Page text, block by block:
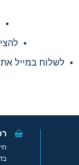
•
• להציג את 3 הצלילות
• לשלוח במייל את